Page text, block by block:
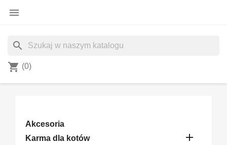

search
shopping_cart (0)
Akcesoria
Karma dla kotów
